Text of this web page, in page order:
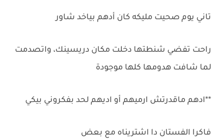
تاني يوم صحيت مليكه كان أدهم بياخد شاور
راحت تفضي شنطتها دخلت مكان دريسينك، واتصدمت
لما شافت هدومها كلها موجودة
**ادهم ماقدرتش ارميهم أو اديهم لحد بفكروني بيكي
فاكرا الفستان دا اشتريناه مع بعض